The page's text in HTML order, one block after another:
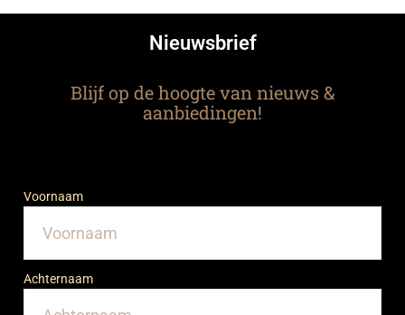
Nieuwsbrief
Blijf op de hoogte van nieuws &
aanbiedingen!
Voornaam
Achternaam